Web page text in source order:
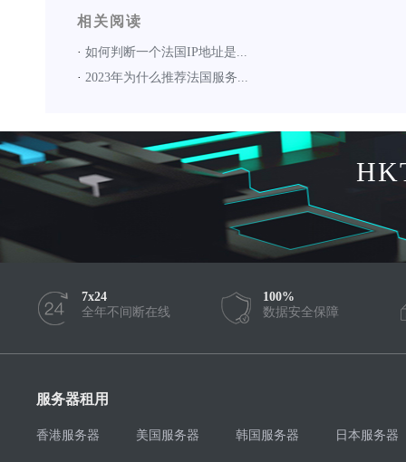
相关阅读
· 如何判断一个法国IP地址是...
· 2023年为什么推荐法国服务...
7x24
全年不间断在线
100%
数据安全保障
服务器租用
香港服务器 美国服务器 韩国服务器 日本服务器